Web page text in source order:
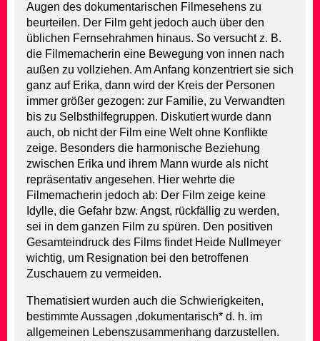
Augen des dokumentarischen Filmesehens zu
beurteilen. Der Film geht jedoch auch über den
üblichen Fernsehrahmen hinaus. So versucht z. B.
die Filmemacherin eine Bewegung von innen nach
außen zu vollziehen. Am Anfang konzentriert sie sich
ganz auf Erika, dann wird der Kreis der Personen
immer größer gezogen: zur Familie, zu Verwandten
bis zu Selbsthilfegruppen. Diskutiert wurde dann
auch, ob nicht der Film eine Welt ohne Konflikte
zeige. Besonders die harmonische Beziehung
zwischen Erika und ihrem Mann wurde als nicht
repräsentativ angesehen. Hier wehrte die
Filmemacherin jedoch ab: Der Film zeige keine
Idylle, die Gefahr bzw. Angst, rückfällig zu werden,
sei in dem ganzen Film zu spüren. Den positiven
Gesamteindruck des Films findet Heide Nullmeyer
wichtig, um Resignation bei den betroffenen
Zuschauern zu vermeiden.
Thematisiert wurden auch die Schwierigkeiten,
bestimmte Aussagen ,dokumentarisch* d. h. im
allgemeinen Lebenszusammenhang darzustellen.